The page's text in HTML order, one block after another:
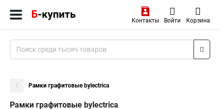
Контакты Войти Корзина
Рамки графитовые bylectrica
Рамки графитовые bylectrica